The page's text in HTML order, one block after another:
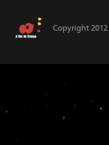
Copyright 2012